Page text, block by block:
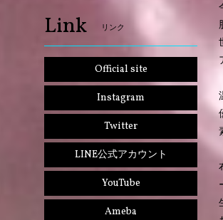
Link リンク
Official site
Instagram
Twitter
LINE公式アカウント
YouTube
Ameba